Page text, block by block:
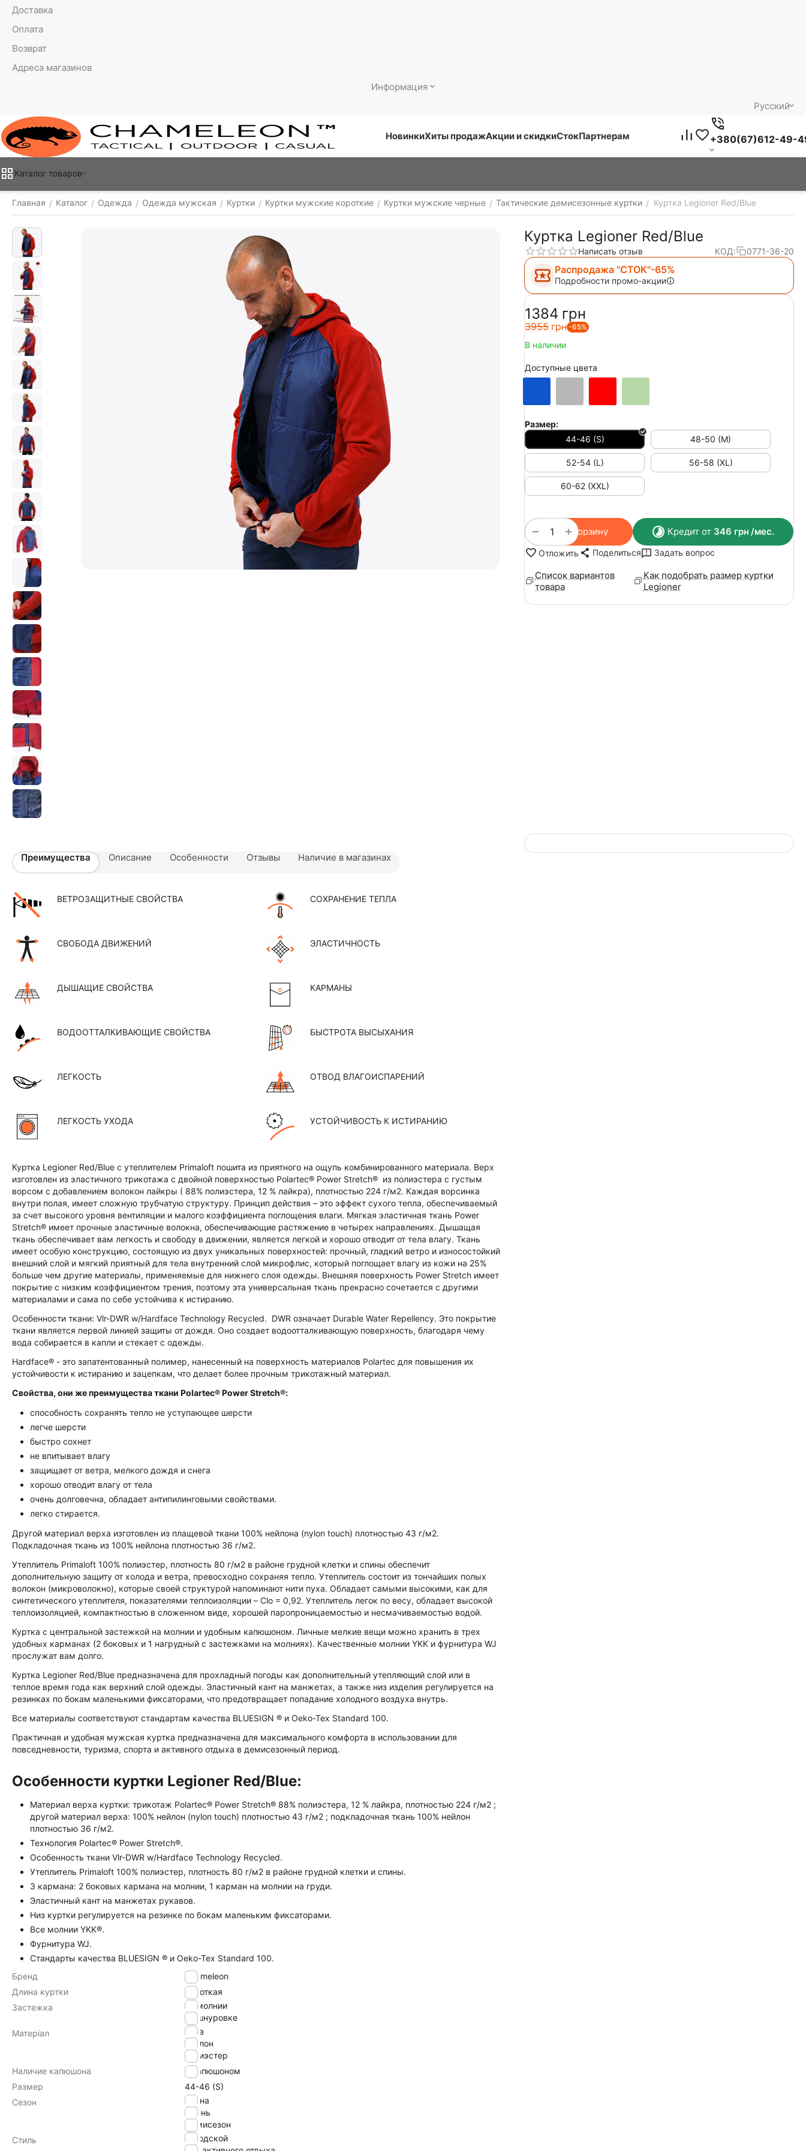
Доставка
Оплата
Возврат
Адреса магазинов
Информация
Русский
НовинкиХиты продажАкции и скидкиСтокПартнерам +380(67)612-49-
Каталог товаров
Главная / Каталог / Одежда / Одежда мужская / Куртки / Куртки мужские короткие / Куртки мужские черные / Тактические демисезонные куртки / Куртка Legioner Red/Blue
Куртка Legioner Red/Blue
Написать отзыв КОД: 0771-36-20
Распродажа "СТОК"-65%
Подробности промо-акции
‍1384‍ грн
‍3955‍ грн -65%
В наличии
Доступные цвета
Размер:
44-46 (S)
48-50 (M)
52-54 (L) 56-58 (XL)
60-62 (XXL)
+
− В корзину Кредит от 346 грн /мес.
Отложить Поделиться Задать вопрос
Список вариантов
товара
Как подобрать размер куртки
Legioner
Преимущества Описание Особенности Отзывы Наличие в магазинах
ВЕТРОЗАЩИТНЫЕ СВОЙСТВА СОХРАНЕНИЕ ТЕПЛА
СВОБОДА ДВИЖЕНИЙ ЭЛАСТИЧНОСТЬ
ДЫШАЩИЕ СВОЙСТВА КАРМАНЫ
ВОДООТТАЛКИВАЮЩИЕ СВОЙСТВА БЫСТРОТА ВЫСЫХАНИЯ
ЛЕГКОСТЬ ОТВОД ВЛАГОИСПАРЕНИЙ
ЛЕГКОСТЬ УХОДА УСТОЙЧИВОСТЬ К ИСТИРАНИЮ
Куртка Legioner Red/Blue с утеплителем Primaloft пошита из приятного на ощупь комбинированного материала. Верх
изготовлен из эластичного трикотажа с двойной поверхностью Polartec® Power Stretch® из полиэстера с густым
ворсом с добавлением волокон лайкры ( 88% полиэстера, 12 % лайкра), плотностью 224 г/м2. Каждая ворсинка
внутри полая, имеет сложную трубчатую структуру. Принцип действия – это эффект сухого тепла, обеспечиваемый
за счет высокого уровня вентиляции и малого коэффициента поглощения влаги. Мягкая эластичная ткань Power
Stretch® имеет прочные эластичные волокна, обеспечивающие растяжение в четырех направлениях. Дышащая
ткань обеспечивает вам легкость и свободу в движении, является легкой и хорошо отводит от тела влагу. Ткань
имеет особую конструкцию, состоящую из двух уникальных поверхностей: прочный, гладкий ветро и износостойкий
внешний слой и мягкий приятный для тела внутренний слой микрофлис, который поглощает влагу из кожи на 25%
больше чем другие материалы, применяемые для нижнего слоя одежды. Внешняя поверхность Power Stretch имеет
покрытие с низким коэффициентом трения, поэтому эта универсальная ткань прекрасно сочетается с другими
материалами и сама по себе устойчива к истиранию.
Особенности ткани: Vlr-DWR w/Hardface Technology Recycled. DWR означает Durable Water Repellency. Это покрытие
ткани является первой линией защиты от дождя. Оно создает водоотталкивающую поверхность, благодаря чему
вода собирается в капли и стекает с одежды.
Hardface® - это запатентованный полимер, нанесенный на поверхность материалов Polartec для повышения их
устойчивости к истиранию и зацепкам, что делает более прочным трикотажный материал.
Свойства, они же преимущества ткани Polartec® Power Stretch®:
способность сохранять тепло не уступающее шерсти
легче шерсти
быстро сохнет
не впитывает влагу
защищает от ветра, мелкого дождя и снега
хорошо отводит влагу от тела
очень долговечна, обладает антипилинговыми свойствами.
легко стирается.
Другой материал верха изготовлен из плащевой ткани 100% нейлона (nylon touch) плотностью 43 г/м2.
Подкладочная ткань из 100% нейлона плотностью 36 г/м2.
Утеплитель Primaloft 100% полиэстер, плотность 80 г/м2 в районе грудной клетки и спины обеспечит
дополнительную защиту от холода и ветра, превосходно сохраняя тепло. Утеплитель состоит из тончайших полых
волокон (микроволокно), которые своей структурой напоминают нити пуха. Обладает самыми высокими, как для
синтетического утеплителя, показателями теплоизоляции – Clo = 0,92. Утеплитель легок по весу, обладает высокой
теплоизоляцией, компактностью в сложенном виде, хорошей паропроницаемостью и несмачиваемостью водой.
Куртка с центральной застежкой на молнии и удобным капюшоном. Личные мелкие вещи можно хранить в трех
удобных карманах (2 боковых и 1 нагрудный с застежками на молниях). Качественные молнии YKK и фурнитура WJ
прослужат вам долго.
Куртка Legioner Red/Blue предназначена для прохладный погоды как дополнительный утепляющий слой или в
теплое время года как верхний слой одежды. Эластичный кант на манжетах, а также низ изделия регулируется на
резинках по бокам маленькими фиксаторами, что предотвращает попадание холодного воздуха внутрь.
Все материалы соответствуют стандартам качества BLUESIGN ® и Oeko-Tex Standard 100.
Практичная и удобная мужская куртка предназначена для максимального комфорта в использовании для
повседневности, туризма, спорта и активного отдыха в демисезонный период.
Особенности куртки Legioner Red/Blue:
Материал верха куртки: трикотаж Polartec® Power Stretch® 88% полиэстера, 12 % лайкра, плотностью 224 г/м2 ;
другой материал верха: 100% нейлон (nylon touch) плотностью 43 г/м2 ; подкладочная ткань 100% нейлон
плотностью 36 г/м2.
Технология Polartec® Power Stretch®.
Особенность ткани Vlr-DWR w/Hardface Technology Recycled.
Утеплитель Primaloft 100% полиэстер, плотность 80 г/м2 в районе грудной клетки и спины.
3 кармана: 2 боковых кармана на молнии, 1 карман на молнии на груди.
Эластичный кант на манжетах рукавов.
Низ куртки регулируется на резинке по бокам маленьким фиксаторами.
Все молнии YKK®.
Фурнитура WJ.
Стандарты качества BLUESIGN ® и Oeko-Tex Standard 100.
Бренд
Chameleon
Длина куртки
Короткая
Застежка
на молнии
на шнуровке
Матеріал
lycra
нейлон
полиэстер
Наличие капюшона
с капюшоном
Размер
44-46 (S)
Сезон
Весна
Осень
Демисезон
Стиль
городской